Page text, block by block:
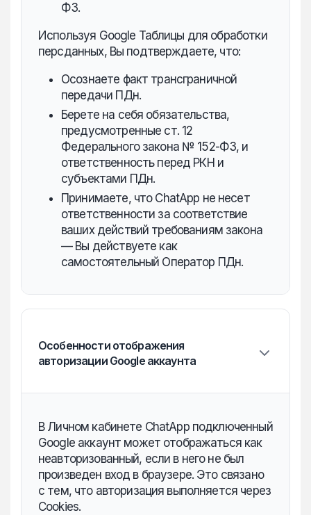
ФЗ.
Используя Google Таблицы для обработки
персданных, Вы подтверждаете, что:
Осознаете факт трансграничной
передачи ПДн.
Берете на себя обязательства,
предусмотренные ст. 12
Федерального закона № 152-ФЗ, и
ответственность перед РКН и
субъектами ПДн.
Принимаете, что ChatApp не несет
ответственности за соответствие
ваших действий требованиям закона
— Вы действуете как
самостоятельный Оператор ПДн.
Особенности отображения
авторизации Google аккаунта
В Личном кабинете ChatApp подключенный
Google аккаунт может отображаться как
неавторизованный, если в него не был
произведен вход в браузере. Это связано
с тем, что авторизация выполняется через
Cookies.